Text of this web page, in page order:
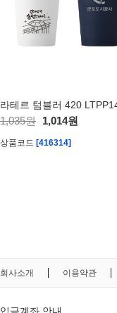
라테르 텀블러 420
1,035원 1,014원
상품코드 [416314]
회사소개 이용약관